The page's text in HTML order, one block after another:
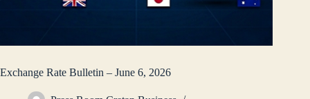
Exchange Rate Bulletin – June 6, 2026